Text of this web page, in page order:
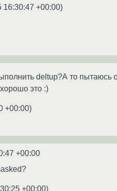
16:30:47 +00:00)
deltup?А то пытаюсь
это :)
+00:00)
+00:00
+00:00)